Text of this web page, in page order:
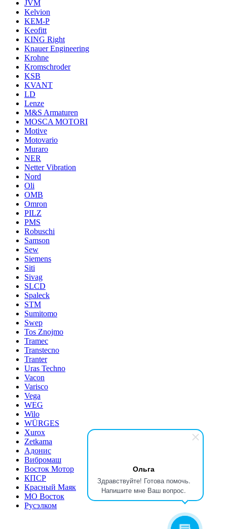
Ольга
Здравствуйте! Готова помочь.
Напишите мне Ваш вопрос.
JVM
Kelvion
KEM-P
Keofitt
KING Right
Knauer Engineering
Krohne
Kromschroder
KSB
KVANT
LD
Lenze
M&S Armaturen
MOSCA MOTORI
Motive
Motovario
Muraro
NER
Netter Vibration
Nord
Oli
OMB
Omron
PILZ
PMS
Robuschi
Samson
Sew
Siemens
Siti
Sivag
SLCD
Spaleck
STM
Sumitomo
Swep
Tos Znojmo
Tramec
Transtecno
Tranter
Uras Techno
Vacon
Varisco
Vega
WEG
Wilo
WÜRGES
Xurox
Zetkama
Адонис
Вибромаш
Восток Мотор
КПСР
Красный Маяк
МО Восток
Русэлком